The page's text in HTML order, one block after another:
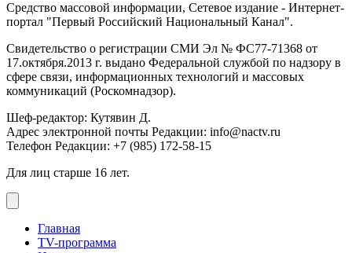
Средство массовой информации, Сетевое издание - Интернет-
портал "Первый Российский Национальный Канал".
Свидетельство о регистрации СМИ Эл № ФС77-71368 от
17.октября.2013 г. выдано Федеральной службой по надзору в
сфере связи, информационных технологий и массовых
коммуникаций (Роскомнадзор).
Шеф-редактор: Кутявин Д.
Адрес электронной почты Редакции: info@nactv.ru
Телефон Редакции: +7 (985) 172-58-15
Для лиц старше 16 лет.
Главная
ТV-программа